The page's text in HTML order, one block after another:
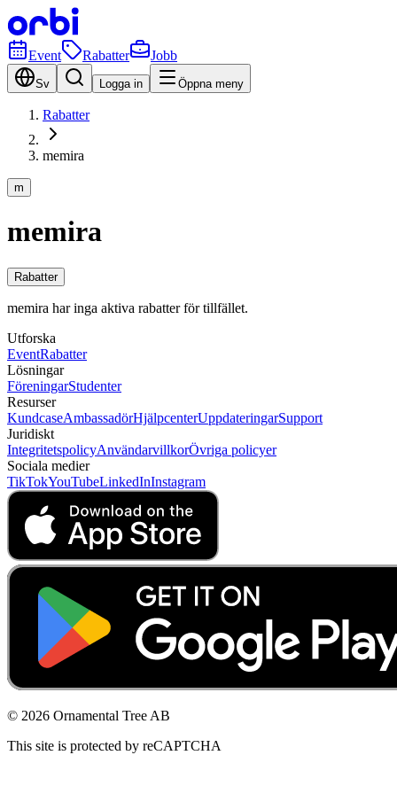
Event Rabatter Jobb
Sv Logga in Öppna meny
Rabatter
memira
m
memira
Rabatter
memira har inga aktiva rabatter för tillfället.
Utforska
EventRabatter
Lösningar
FöreningarStudenter
Resurser
KundcaseAmbassadörHjälpcenterUppdateringarSupport
Juridiskt
IntegritetspolicyAnvändarvillkorÖvriga policyer
Sociala medier
TikTokYouTubeLinkedInInstagram
© 2026 Ornamental Tree AB
This site is protected by reCAPTCHA